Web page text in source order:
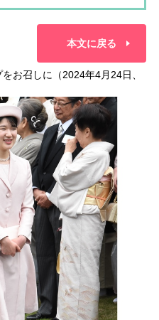
本文に戻る
お召しに（2024年4月24日、